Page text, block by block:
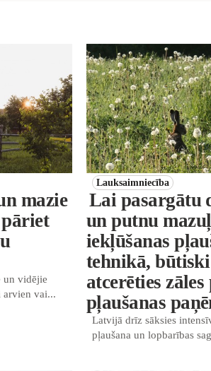
mazie
un vidējie
arvien vai...
Lauksaimniecība
Lai pasargātu
un putnu
iekļūšanas
tehnikā, būtiski
atcerēties zāles
pļaušanas
Latvijā drīz sāksies
pļaušana un lopbarības